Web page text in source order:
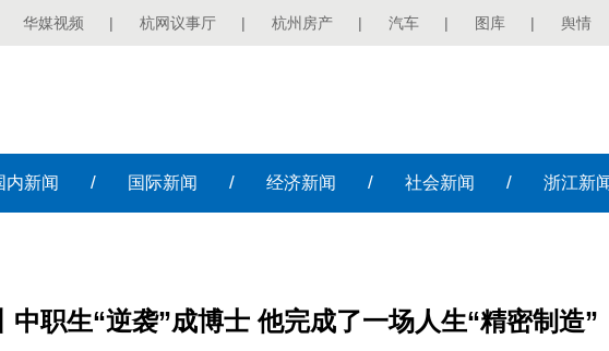
华媒视频 | 杭网议事厅 | 杭州房产 | 汽车 | 图库 | 舆情
内新闻 / 国际新闻 / 经济新闻 / 社会新闻 / 浙江新
中职生“逆袭”成博士 他完成了一场人生“精密制造”